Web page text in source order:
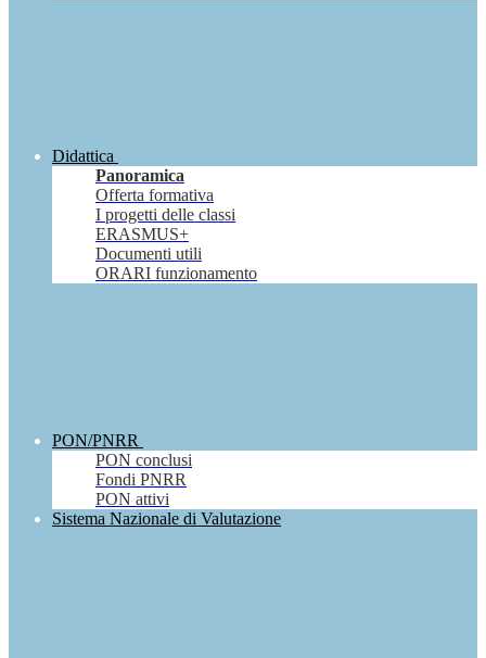
Didattica
Panoramica
Offerta formativa
I progetti delle classi
ERASMUS+
Documenti utili
ORARI funzionamento
PON/PNRR
PON conclusi
Fondi PNRR
PON attivi
Sistema Nazionale di Valutazione